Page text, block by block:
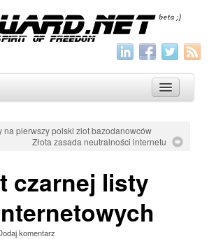
na pierwszy polski zlot bazodanowców
Złota zasada neutralności internetu
czarnej listy
komentarz